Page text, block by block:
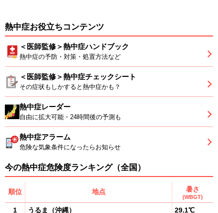
熱中症お役立ちコンテンツ
＜医師監修＞熱中症ハンドブック
熱中症の予防・対策・処置方法など
＜医師監修＞熱中症チェックシート
その症状もしかすると熱中症かも？
熱中症レーダー
自由に拡大可能・24時間後の予測も
熱中症アラーム
危険な気象条件になったらお知らせ
今の熱中症危険度ランキング（全国）
順位 地点 暑さ
(WBGT)
1 うるま （沖縄） 29.1℃